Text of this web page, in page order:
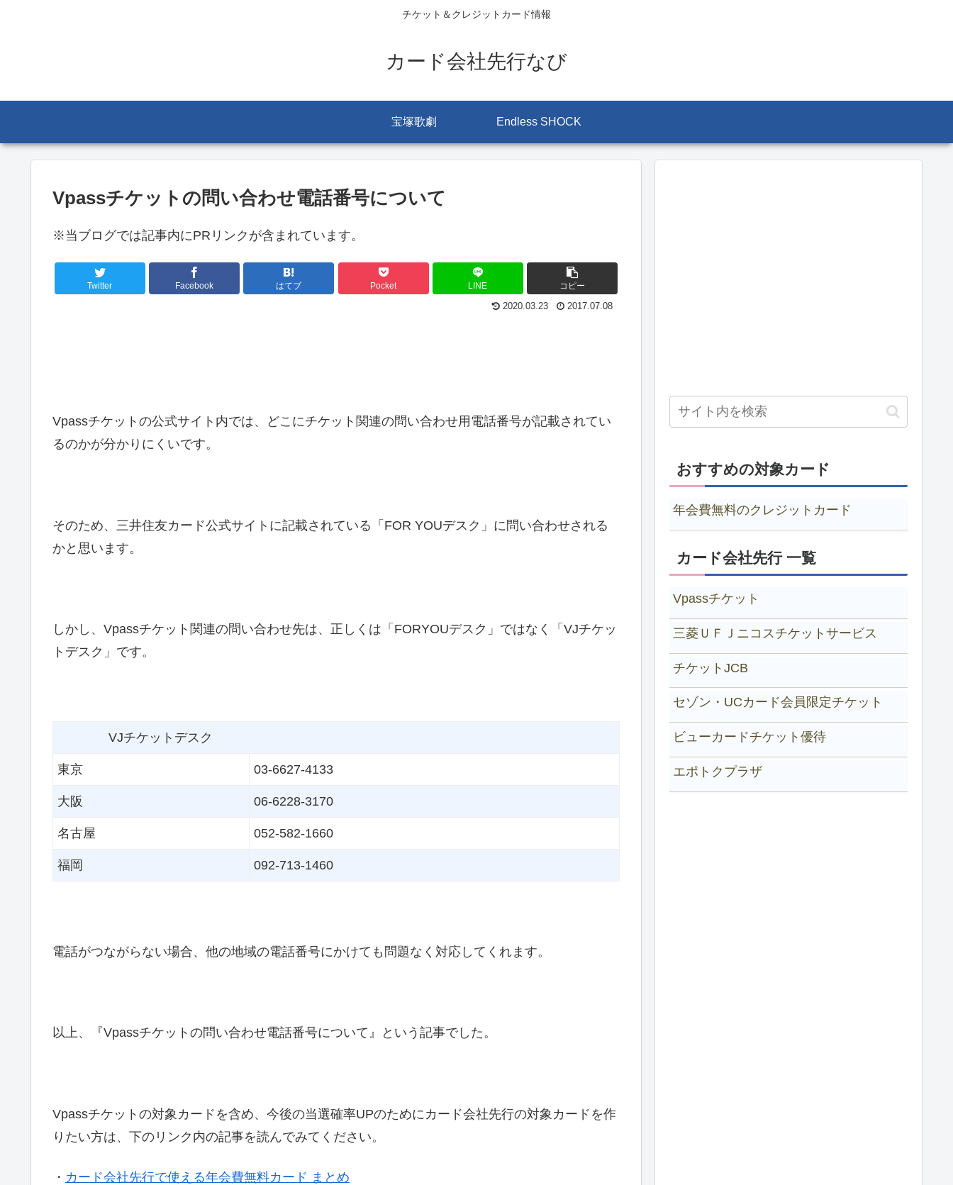
チケット＆クレジットカード情報
カード会社先行なび
宝塚歌劇 Endless SHOCK
Vpassチケットの問い合わせ電話番号について
※当ブログでは記事内にPRリンクが含まれています。
Twitter Facebook はてブ Pocket LINE コピー
2020.03.23 2017.07.08
Vpassチケットの公式サイト内では、どこにチケット関連の問い合わせ用電話番号が記載されてい
るのかが分かりにくいです。
そのため、三井住友カード公式サイトに記載されている「FOR YOUデスク」に問い合わせされる
かと思います。
しかし、Vpassチケット関連の問い合わせ先は、正しくは「FORYOUデスク」ではなく「VJチケッ
トデスク」です。
VJチケットデスク
東京 03-6627-4133
大阪 06-6228-3170
名古屋 052-582-1660
福岡 092-713-1460
電話がつながらない場合、他の地域の電話番号にかけても問題なく対応してくれます。
以上、『Vpassチケットの問い合わせ電話番号について』という記事でした。
Vpassチケットの対象カードを含め、今後の当選確率UPのためにカード会社先行の対象カードを作
りたい方は、下のリンク内の記事を読んでみてください。
・ カード会社先行で使える年会費無料カード まとめ
おすすめの対象カード
年会費無料のクレジットカード
カード会社先行 一覧
Vpassチケット
三菱ＵＦＪニコスチケットサービス
チケットJCB
セゾン・UCカード会員限定チケット
ビューカードチケット優待
エポトクプラザ